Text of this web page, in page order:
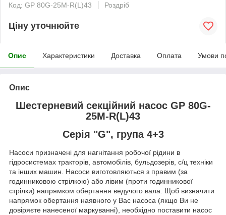
Код: GP 80G-25M-R(L)43
Роздріб
Ціну уточнюйте
Опис Характеристики Доставка Оплата Умови
Опис
Шестерневий секційний насос GP 80G-
25M-R(L)43
Серія "G", група 4+3
Насоси призначені для нагнітання робочої рідини в
гідросистемах тракторів, автомобілів, бульдозерів, с/ц техніки
та інших машин. Насоси виготовляються з правим (за
годинниковою стрілкою) або лівим (проти годинникової
стрілки) напрямком обертання ведучого вала. Щоб визначити
напрямок обертання наявного у Вас насоса (якщо Ви не
довіряєте нанесеної маркуванні), необхідно поставити насос